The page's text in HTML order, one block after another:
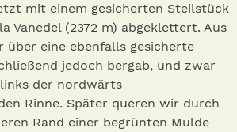
mit einem gesicherten Steilstück
Vanedel (2372 m) abgeklettert. Aus
über eine ebenfalls gesicherte
jedoch bergab, und zwar
der nordwärts
Rinne. Später queren wir durch
Rand einer begrünten Mulde